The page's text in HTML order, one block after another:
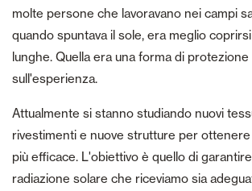
molte persone che lavoravano nei campi
quando spuntava il sole, era meglio
lunghe. Quella era una forma di
sull'esperienza.
Attualmente si stanno studiando nuovi
rivestimenti e nuove strutture per
più efficace. L'obiettivo è quello di
radiazione solare che riceviamo sia